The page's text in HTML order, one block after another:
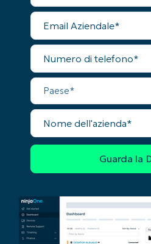
Email
Aziendale
Numero
telefono
Paese
Nome
dell'azienda
First
and
name*
Business
email*
Phone
number*
name*